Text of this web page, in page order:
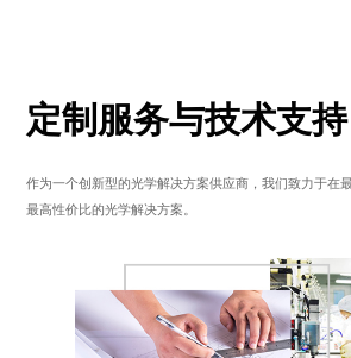
定制服务与技术支持
作为一个创新型的光学解决方案供应商，我们致力于在
最高性价比的光学解决方案。